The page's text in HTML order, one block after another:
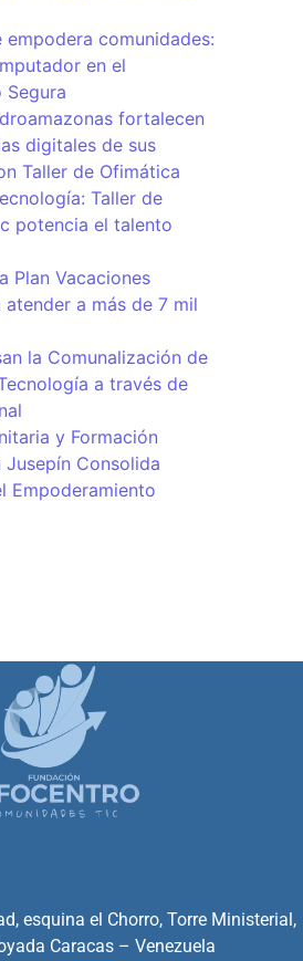
empodera comunidades:
en el
fortalecen
digitales de sus
Taller de Ofimática
Taller de
potencia el talento
Plan Vacaciones
a más de 7 mil
la Comunalización de
a través de
y Formación
Consolida
Empoderamiento
esquina el Chorro, Torre Ministerial,
Caracas – Venezuela